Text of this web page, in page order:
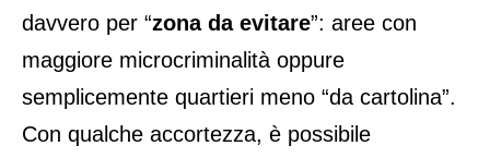
davvero per “zona da evitare”: aree con
maggiore microcriminalità oppure
semplicemente quartieri meno “da cartolina”.
Con qualche accortezza, è possibile